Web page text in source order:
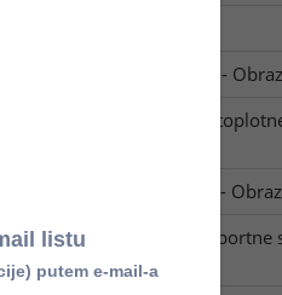
(po isteku meseca) -
proizvodnju električne i
(po isteku meseca) -
gorivo koriste za transportne